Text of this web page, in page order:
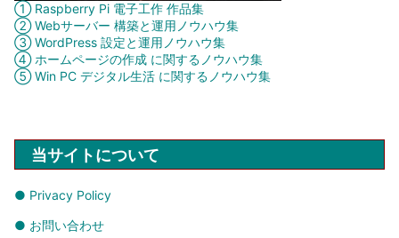
① Raspberry Pi 電子工作 作品集
② Webサーバー 構築と運用ノウハウ集
③ WordPress 設定と運用ノウハウ集
④ ホームページの作成 に関するノウハウ集
⑤ Win PC デジタル生活 に関するノウハウ集
当サイトについて
● Privacy Policy
● お問い合わせ